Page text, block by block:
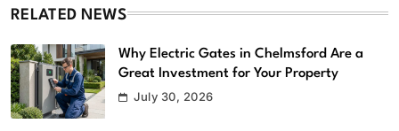
RELATED NEWS
Why Electric Gates in Chelmsford Are a
Great Investment for Your Property
July 30, 2026